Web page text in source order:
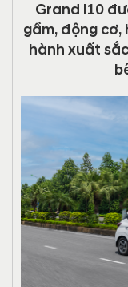
Grand i10
gầm, động cơ,
hành xuất